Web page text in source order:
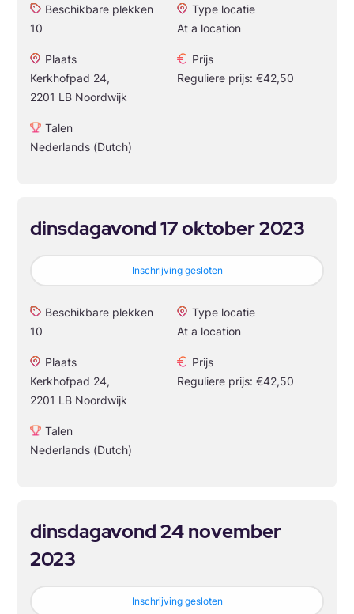
Beschikbare plekken
10
Type locatie
At a location
Plaats
Kerkhofpad 24,
2201 LB Noordwijk
Prijs
Reguliere prijs: €42,50
Talen
Nederlands (Dutch)
dinsdagavond 17 oktober 2023
Inschrijving gesloten
Beschikbare plekken
10
Type locatie
At a location
Plaats
Kerkhofpad 24,
2201 LB Noordwijk
Prijs
Reguliere prijs: €42,50
Talen
Nederlands (Dutch)
dinsdagavond 24 november
2023
Inschrijving gesloten